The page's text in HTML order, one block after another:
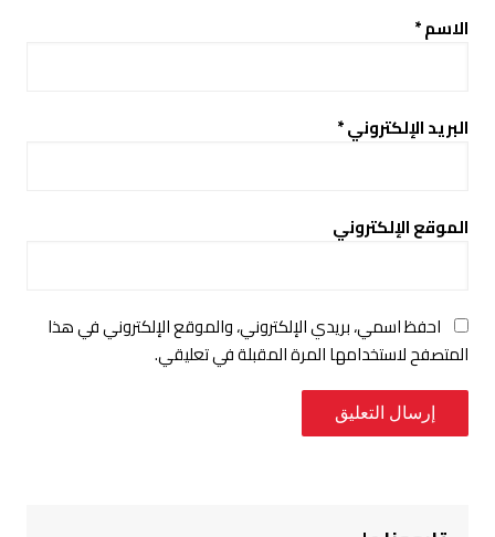
الاسم*
البريد الإلكتروني*
الموقع الإلكتروني
احفظ اسمي، بريدي الإلكتروني، والموقع الإلكتروني في هذا
المتصفح لاستخدامها المرة المقبلة في تعليقي.